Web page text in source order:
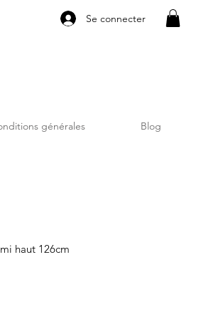
Se connecter
générales Blog
haut 126cm